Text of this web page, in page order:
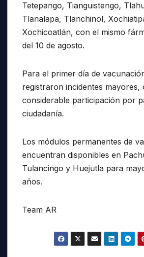
Tetepango, Tianguistengo,
Tlanalapa, Tlanchinol,
Xochicoatlán, con el mismo
del 10 de agosto.
Para el primer día de
registraron incidentes mayores,
considerable participación por
ciudadanía.
Los módulos permanentes de
encuentran disponibles en
Tulancingo y Huejutla para
años.
Team AR